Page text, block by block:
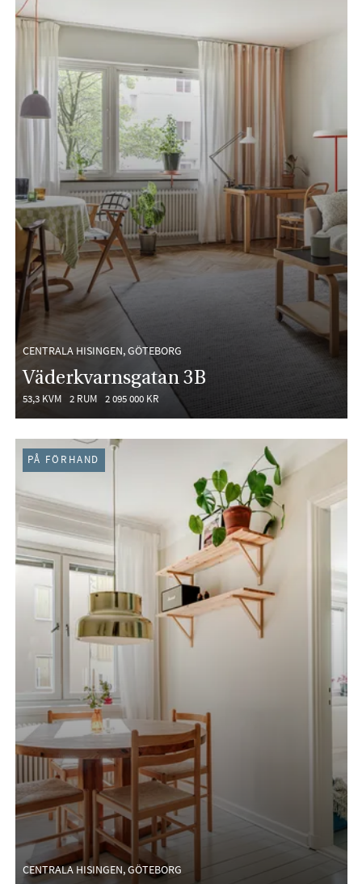
CENTRALA HISINGEN, GÖTEBORG
Väderkvarnsgatan 3B
53,3 KVM 2 RUM 2 095 000 KR
CENTRALA HISINGEN, GÖTEBORG
PÅ FÖRHAND